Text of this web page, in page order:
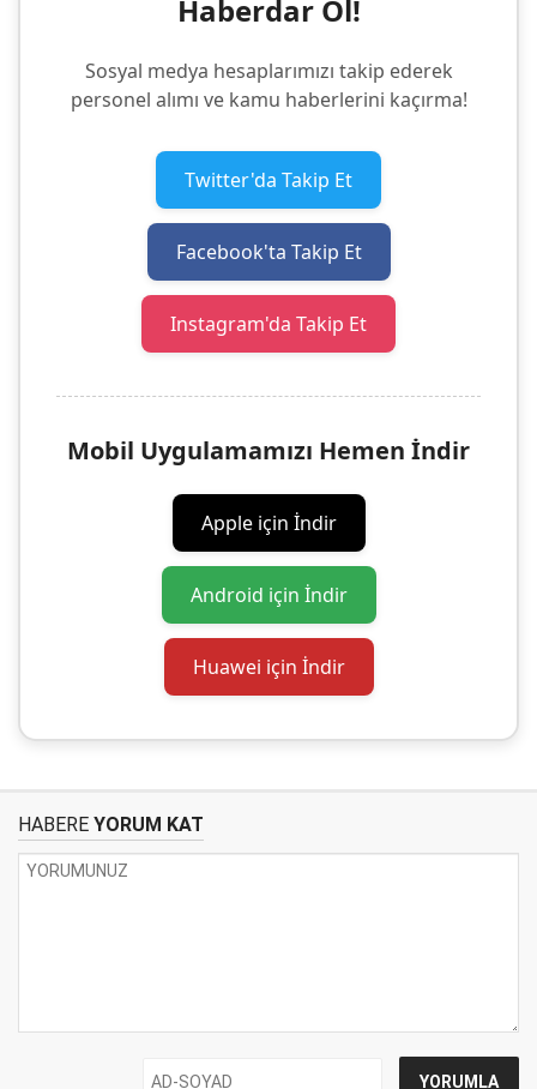
Haberdar Ol!
Sosyal medya hesaplarımızı takip ederek
personel alımı ve kamu haberlerini kaçırma!
Twitter'da Takip Et
Facebook'ta Takip Et
Instagram'da Takip Et
Mobil Uygulamamızı Hemen İndir
Apple için İndir
Android için İndir
Huawei için İndir
HABERE YORUM KAT